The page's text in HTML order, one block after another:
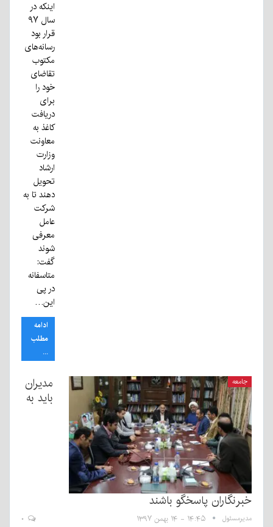
اینکه در
سال ۹۷
قرار بود
رسانه‌های
مکتوب
تقاضای
خود را
برای
دریافت
کاغذ به
معاونت
وزارت
ارشاد
تحویل
دهند تا به
شرکت
عامل
معرفی
شوند
گفت:
متاسفانه
در پی
این…
ادامه
مطلب
...
جامعه
مدیران
باید به
خبرنگاران پاسخگو باشند
مدیرمسئول ۱۴:۴۵ - ۱۴ بهمن ۱۳۹۷